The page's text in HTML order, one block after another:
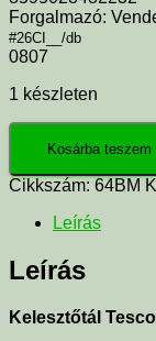
Forgalmazó:
#26CI__/db
0807
1 készleten
Kosárba teszem
Cikkszám: 64BM
Leírás
Leírás
Kelesztőtál